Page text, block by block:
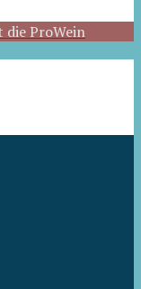
ProWein